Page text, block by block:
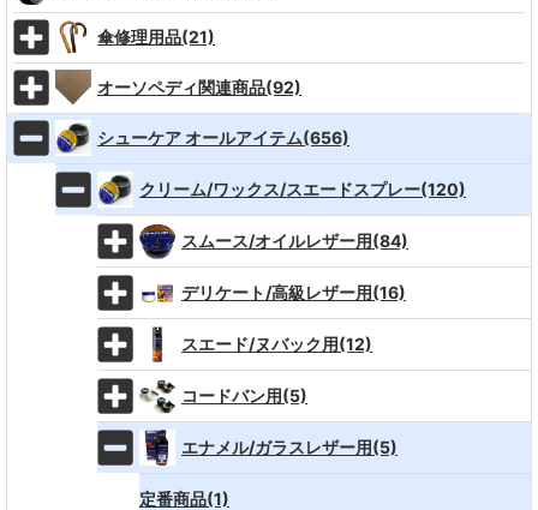
傘修理用品(21)
オーソペディ関連商品(92)
シューケア オールアイテム(656)
クリーム/ワックス/スエードスプレー(120)
スムース/オイルレザー用(84)
デリケート/高級レザー用(16)
スエード/ヌバック用(12)
コードバン用(5)
エナメル/ガラスレザー用(5)
定番商品(1)